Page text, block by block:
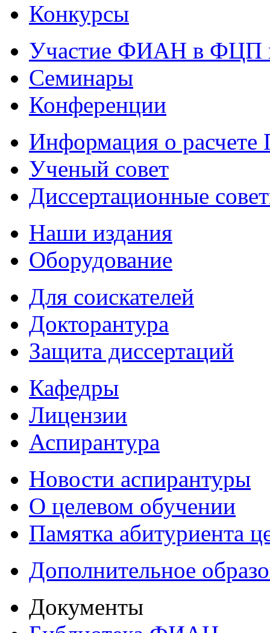
Конкурсы
Участие ФИАН в ФЦП
Семинары
Конференции
Информация о
Ученый совет
Диссертационные
Наши издания
Оборудование
Для соискателей
Докторантура
Защита диссертаций
Кафедры
Лицензии
Аспирантура
Новости аспирантуры
О целевом обучении
Памятка абитуриента
Дополнительное
Документы